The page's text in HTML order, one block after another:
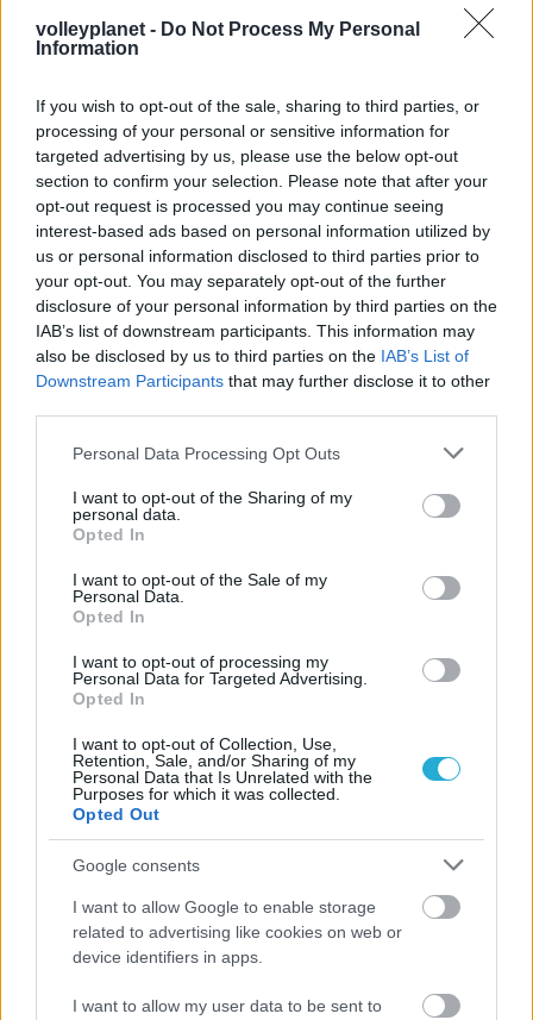
volleyplanet - Do Not Process My Personal
Information
If you wish to opt-out of the sale, sharing to third parties, or
processing of your personal or sensitive information for
targeted advertising by us, please use the below opt-out
section to confirm your selection. Please note that after your
opt-out request is processed you may continue seeing
interest-based ads based on personal information utilized by
us or personal information disclosed to third parties prior to
your opt-out. You may separately opt-out of the further
disclosure of your personal information by third parties on the
IAB’s list of downstream participants. This information may
also be disclosed by us to third parties on the IAB’s List of
Downstream Participants that may further disclose it to other
Please note that this website/app uses one or more Google
not limited to your visit or usage behaviour. You may click to
grant or deny consent to Google and its third-party tags to
use your data for below specified purposes in below Google
consent section.
Personal Data Processing Opt Outs
I want to opt-out of the Sharing of my
personal data.
Opted In
I want to opt-out of the Sale of my
Personal Data.
Opted In
I want to opt-out of processing my
Personal Data for Targeted Advertising.
Opted In
I want to opt-out of Collection, Use,
Retention, Sale, and/or Sharing of my
Personal Data that Is Unrelated with the
Purposes for which it was collected.
Opted Out
Google consents
I want to allow Google to enable storage
related to advertising like cookies on web or
device identifiers in apps.
I want to allow my user data to be sent to
Qidong Futures: Στην 3η θέση Ντάλλας, Χατζηνικολάου
ΓΝΩΜΕΣ
ΠΕΝΥ ΡΟΝΤΟΓΙΑΝΝΗ
11/03/2026
στο σήμερα: Tο τρίτο
ευρωπαϊκό ραντεβού του
Παναθηναϊκού με την
ιστορία
ΗΛΙΑΣ ΠΑΠΑΪΩΑΝΝΟΥ
οι σημαντικότερες νίκες του
Α.Ο. Θήρας